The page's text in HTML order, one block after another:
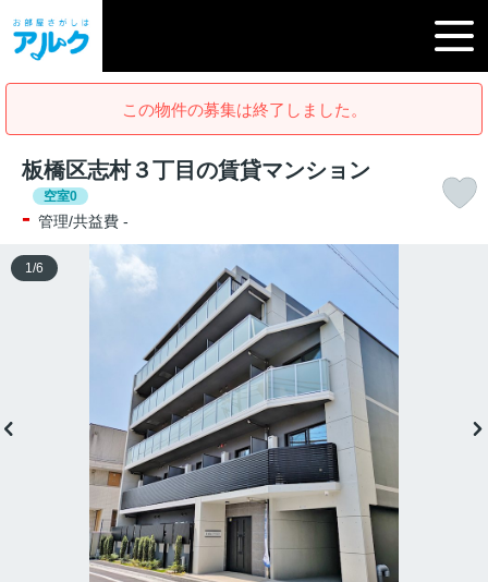
この物件の募集は終了しました。
板橋区志村３丁目の賃貸マンション
空室0
- 管理/共益費 -
1 /6